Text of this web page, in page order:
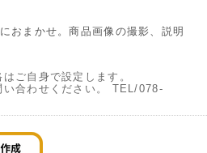
おまかせ。商品画像の撮影、説明
ご自身で設定します。
い合わせください。 TEL/078-